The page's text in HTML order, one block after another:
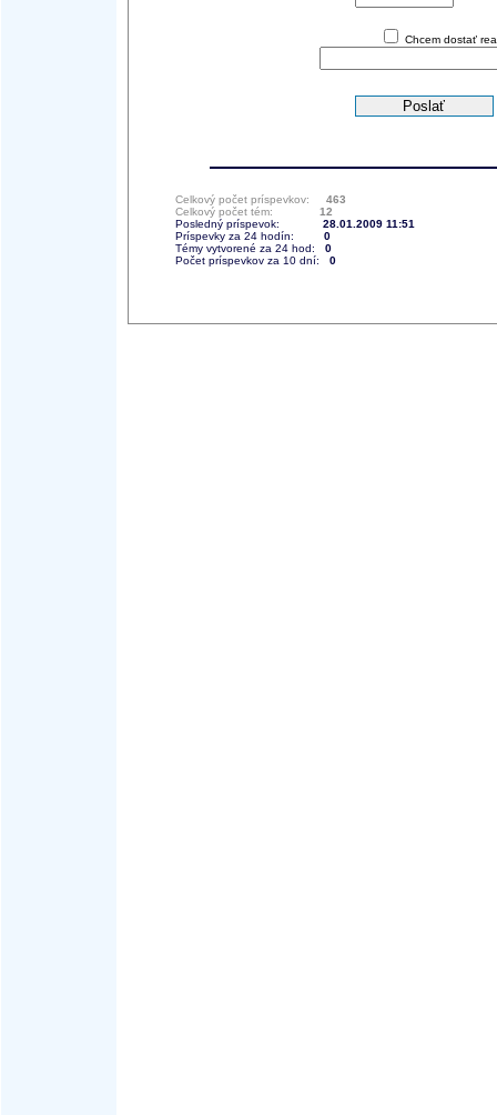
Chcem dostať
Celkový počet príspevkov: 463
Celkový počet tém: 12
Posledný príspevok: 28.01.2009 11:51
Príspevky za 24 hodín: 0
Témy vytvorené za 24 hod: 0
Počet príspevkov za 10 dní: 0